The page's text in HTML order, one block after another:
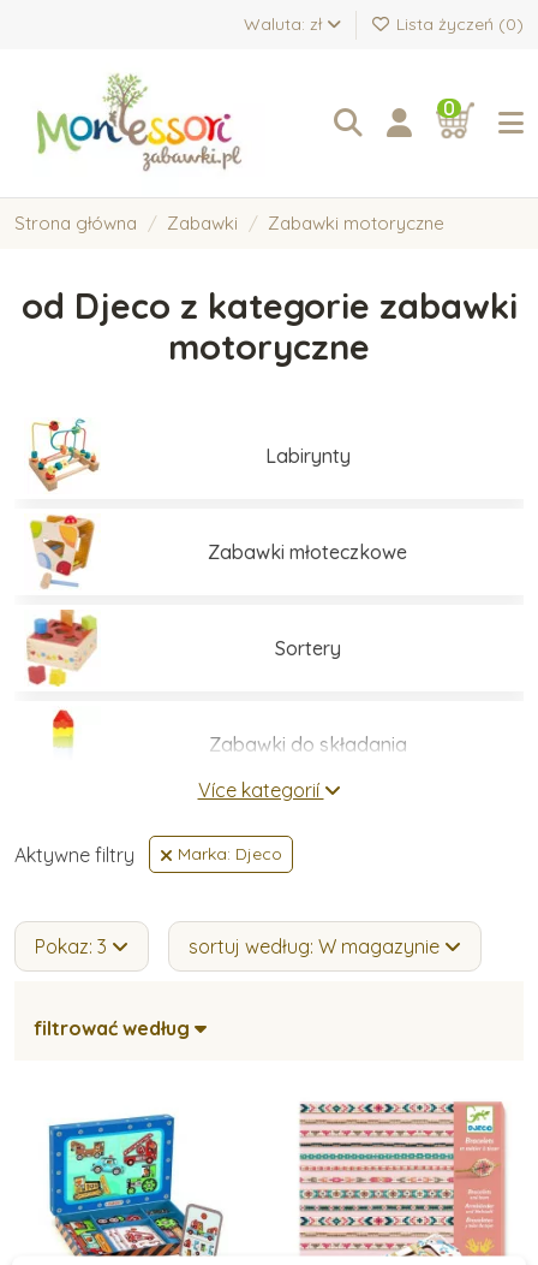
Waluta: zł Lista życzeń (0)
0
Strona główna Zabawki Zabawki motoryczne
od Djeco z kategorie zabawki
motoryczne
Labirynty
Zabawki młoteczkowe
Sortery
Zabawki do składania
Zabawki do przewlekania
Zabawki balansujące
Zabawki do małej motoryki
Zabawki motoryczne do 1 roku
Zabawki motoryczne od 2 lat
Více kategorií
Aktywne filtry Marka: Djeco
Pokaz: 3 sortuj według: W magazynie
filtrować według